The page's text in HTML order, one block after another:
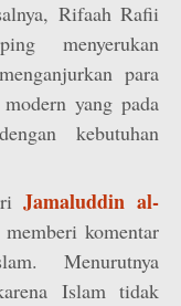
Rifaah Rafii
menyerukan
para
yang pada
kebutuhan
Jamaluddin al-
komentar
Menurutnya
Islam tidak